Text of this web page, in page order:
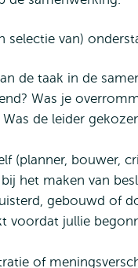
van)
de taak in de
Was je
de leider
(planner, bouwer,
het maken van
gebouwd of
voordat jullie
of